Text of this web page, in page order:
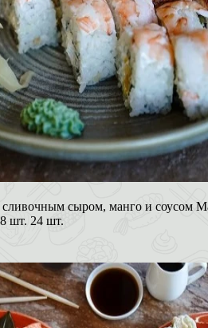
сыром, манго и соусом
шт. 24 шт.